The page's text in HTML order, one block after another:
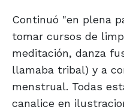
Continuó "en plena
tomar cursos de
meditación, danza
llamaba tribal) y a
menstrual. Todas
canalice en